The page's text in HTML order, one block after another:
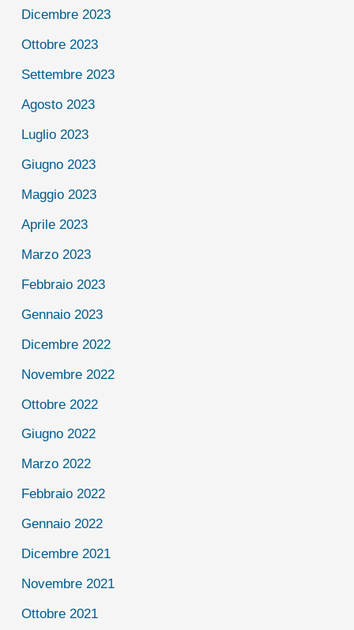
Dicembre 2023
Ottobre 2023
Settembre 2023
Agosto 2023
Luglio 2023
Giugno 2023
Maggio 2023
Aprile 2023
Marzo 2023
Febbraio 2023
Gennaio 2023
Dicembre 2022
Novembre 2022
Ottobre 2022
Giugno 2022
Marzo 2022
Febbraio 2022
Gennaio 2022
Dicembre 2021
Novembre 2021
Ottobre 2021